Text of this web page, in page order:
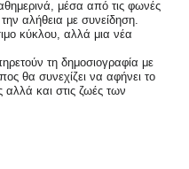
μέσα από τις φωνές
αλήθεια με συνείδηση.
κύκλου, αλλά μια νέα
τη δημοσιογραφία με
θα συνεχίζει να αφήνει το
αλλά και στις ζωές των